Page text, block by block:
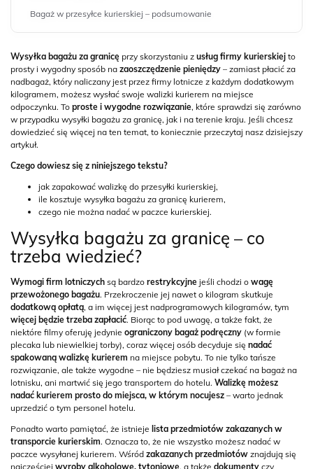
Bagaż w przesyłce kurierskiej – podsumowanie
Wysyłka bagażu za granicę przy skorzystaniu z usług firmy kurierskiej to
prosty i wygodny sposób na zaoszczędzenie pieniędzy – zamiast płacić za
nadbagaż, który naliczany jest przez firmy lotnicze z każdym dodatkowym
kilogramem, możesz wysłać swoje walizki kurierem na miejsce
odpoczynku. To proste i wygodne rozwiązanie, które sprawdzi się zarówno
w przypadku wysyłki bagażu za granicę, jak i na terenie kraju. Jeśli chcesz
dowiedzieć się więcej na ten temat, to koniecznie przeczytaj nasz dzisiejszy
artykuł.
Czego dowiesz się z niniejszego tekstu?
jak zapakować walizkę do przesyłki kurierskiej,
ile kosztuje wysyłka bagażu za granicę kurierem,
czego nie można nadać w paczce kurierskiej.
Wysyłka bagażu za granicę – co
trzeba wiedzieć?
Wymogi firm lotniczych są bardzo restrykcyjne jeśli chodzi o wagę
przewożonego bagażu. Przekroczenie jej nawet o kilogram skutkuje
dodatkową opłatą, a im więcej jest nadprogramowych kilogramów, tym
więcej będzie trzeba zapłacić. Biorąc to pod uwagę, a także fakt, że
niektóre filmy oferuję jedynie ograniczony bagaż podręczny (w formie
plecaka lub niewielkiej torby), coraz więcej osób decyduje się nadać
spakowaną walizkę kurierem na miejsce pobytu. To nie tylko tańsze
rozwiązanie, ale także wygodne – nie będziesz musiał czekać na bagaż na
lotnisku, ani martwić się jego transportem do hotelu. Walizkę możesz
nadać kurierem prosto do miejsca, w którym nocujesz – warto jednak
uprzedzić o tym personel hotelu.
Ponadto warto pamiętać, że istnieje lista przedmiotów zakazanych w
transporcie kurierskim. Oznacza to, że nie wszystko możesz nadać w
paczce wysyłanej kurierem. Wśród zakazanych przedmiotów znajdują się
najczęściej wyroby alkoholowe, tytoniowe, a także dokumenty czy